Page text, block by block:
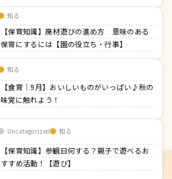
知る
【保育知識】廃材遊びの進め方 意味のある
保育にするには【園の役立ち・行事】
知る
【食育｜9月】おいしいものがいっぱい♪秋の
味覚に触れよう！
Uncategorized 知る
【保育知識】参観日何する？親子で遊べるお
すすめ活動！【遊び】